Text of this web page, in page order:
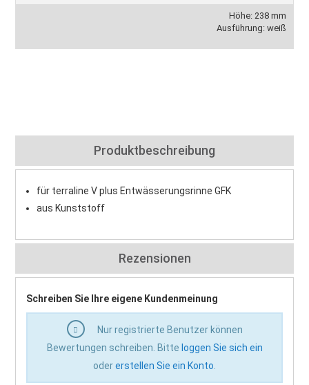
Höhe: 238 mm
Ausführung: weiß
Produktbeschreibung
für terraline V plus Entwässerungsrinne GFK
aus Kunststoff
Rezensionen
Schreiben Sie Ihre eigene Kundenmeinung
Nur registrierte Benutzer können
Bewertungen schreiben. Bitte loggen Sie sich ein
odererstellen Sie ein Konto